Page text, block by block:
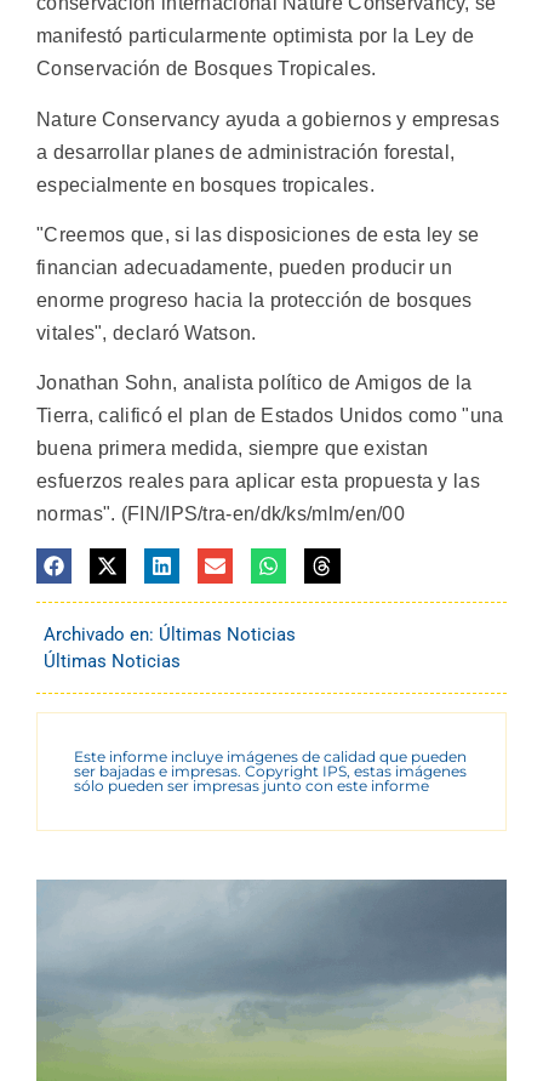
manifestó particularmente optimista por la Ley de
Conservación de Bosques Tropicales.
Nature Conservancy ayuda a gobiernos y empresas
a desarrollar planes de administración forestal,
especialmente en bosques tropicales.
"Creemos que, si las disposiciones de esta ley se
financian adecuadamente, pueden producir un
enorme progreso hacia la protección de bosques
vitales", declaró Watson.
Jonathan Sohn, analista político de Amigos de la
Tierra, calificó el plan de Estados Unidos como "una
buena primera medida, siempre que existan
esfuerzos reales para aplicar esta propuesta y las
normas". (FIN/IPS/tra-en/dk/ks/mlm/en/00
Archivado en: Últimas Noticias
Últimas Noticias
Este informe incluye imágenes de calidad que pueden
ser bajadas e impresas. Copyright IPS, estas imágenes
sólo pueden ser impresas junto con este informe